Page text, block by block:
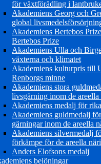
för växtförädling i
Akademiens Georg och
global
Akademiens Bertebos
Bertebos Prize
Akademiens Ulla och
växterna och klimatet
Akademiens kulturpris till
Renborgs minne
Akademiens stora
livsgärning inom de areella
Akademiens medalj för
Akademiens guldmedalj
gärningar inom de areella
Akademiens silvermedalj
förkämpe för de areella
Anders Elofsons medalj
belöningar